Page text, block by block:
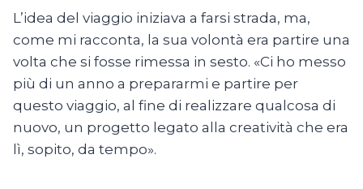
L’idea del viaggio iniziava a farsi strada, ma,
come mi racconta, la sua volontà era partire una
volta che si fosse rimessa in sesto. «Ci ho messo
più di un anno a prepararmi e partire per
questo viaggio, al fine di realizzare qualcosa di
nuovo, un progetto legato alla creatività che era
lì, sopito, da tempo».